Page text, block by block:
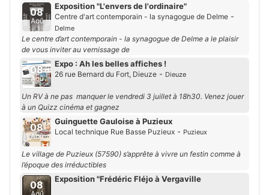
08
Aoû
Exposition "L'envers de l'ordinaire"
Centre d'art contemporain - la synagogue de Delme -
Delme
Le centre d’art contemporain - la synagogue de Delme a le plaisir
de vous inviter au vernissage de
08
Aoû
Expo : Ah les belles affiches !
26 rue Bernard du Fort, Dieuze - Dieuze
Un RV à ne pas manquer le vendredi 3 juillet à 18h30. Venez jouer
à un Quizz cinéma et gagnez
08
Aoû
Guinguette Gauloise à Puzieux
Local technique Rue Basse Puzieux - Puzieux
Le village de Puzieux (57590) s’apprête à vivre un festin comme à
l’époque des irréductibles
08
Exposition "Frédéric Fléjo à Vergaville